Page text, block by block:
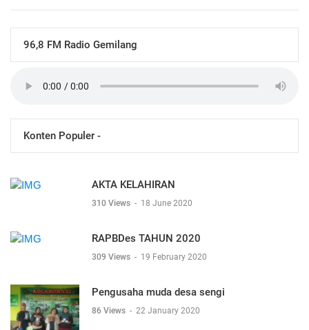
96,8 FM Radio Gemilang
Konten Populer -
AKTA KELAHIRAN
310 Views - 18 June 2020
RAPBDes TAHUN 2020
309 Views - 19 February 2020
Pengusaha muda desa sengi
86 Views - 22 January 2020